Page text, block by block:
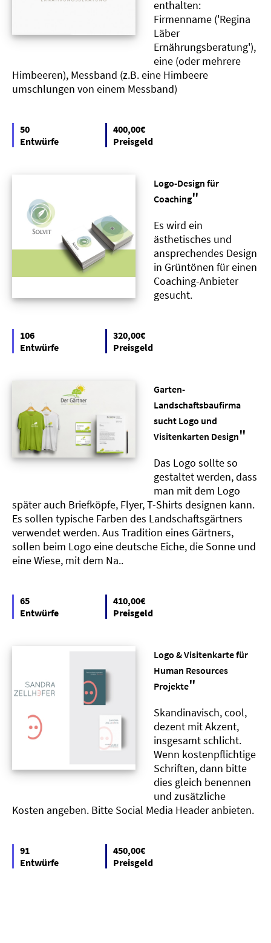
enthalten:
Firmenname ('Regina
Läber
Ernährungsberatung'),
eine (oder mehrere
Himbeeren), Messband (z.B. eine Himbeere
umschlungen von einem Messband)
50
Entwürfe
400,00€
Preisgeld
Logo-Design für
Coaching"
Es wird ein
ästhetisches und
ansprechendes Design
in Grüntönen für einen
Coaching-Anbieter
gesucht.
106
Entwürfe
320,00€
Preisgeld
Garten-
Landschaftsbaufirma
sucht Logo und
Visitenkarten Design"
Das Logo sollte so
gestaltet werden, dass
man mit dem Logo
später auch Briefköpfe, Flyer, T-Shirts designen kann.
Es sollen typische Farben des Landschaftsgärtners
verwendet werden. Aus Tradition eines Gärtners,
sollen beim Logo eine deutsche Eiche, die Sonne und
eine Wiese, mit dem Na..
65
Entwürfe
410,00€
Preisgeld
Logo & Visitenkarte für
Human Resources
Projekte"
Skandinavisch, cool,
dezent mit Akzent,
insgesamt schlicht.
Wenn kostenpflichtige
Schriften, dann bitte
dies gleich benennen
und zusätzliche
Kosten angeben. Bitte Social Media Header anbieten.
91
Entwürfe
450,00€
Preisgeld